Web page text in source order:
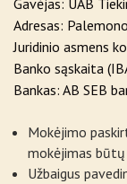
Gavėjas: UAB
Adresas:
Juridinio asmens
Banko sąskaita
Bankas: AB SEB
Mokėjimo
mokėjimas
Užbaigus